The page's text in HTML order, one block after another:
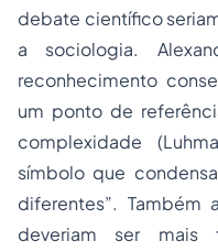
debate científico
a sociologia.
reconhecimento
um ponto de
complexidade
símbolo que
diferentes”. Também
deveriam ser mais